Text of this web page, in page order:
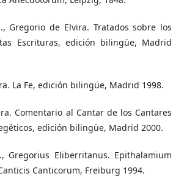
J., Gregorio de Elvira. Tratados sobre los
Escrituras, edición bilingüe, Madrid
La Fe, edición bilingüe, Madrid 1998.
Comentario al Cantar de los Cantares
edición bilingüe, Madrid 2000.
Gregorius Eliberritanus. Epithalamium
Canticorum, Freiburg 1994.